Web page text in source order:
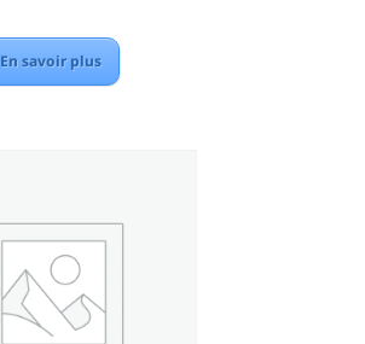
En savoir plus